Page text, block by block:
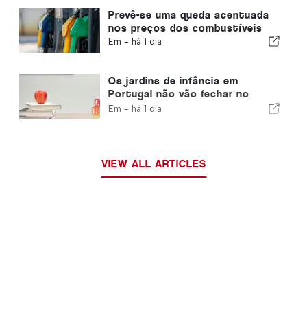
Prevê-se uma queda acentuada
nos preços dos combustíveis
Em - há 1 dia
Os jardins de infância em
Portugal não vão fechar no
distrito de Viana do Castelo
Em - há 1 dia
VIEW ALL ARTICLES